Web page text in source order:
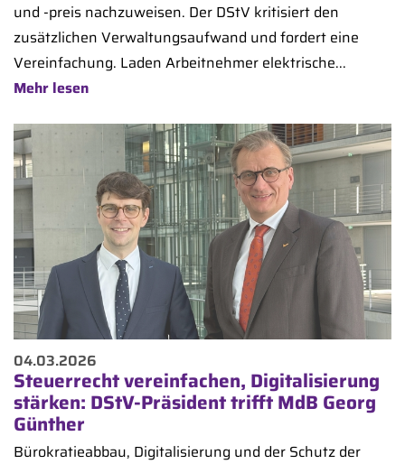
und -preis nachzuweisen. Der DStV kritisiert den
zusätzlichen Verwaltungsaufwand und fordert eine
Vereinfachung. Laden Arbeitnehmer elektrische...
Mehr lesen
04.03.2026
Steuerrecht vereinfachen, Digitalisierung
stärken: DStV-Präsident trifft MdB Georg
Günther
Bürokratieabbau, Digitalisierung und der Schutz der